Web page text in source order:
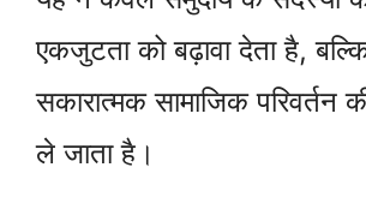
एकजुटता को बढ़ावा देता है,
सकारात्मक सामाजिक परिवर्तन
ले जाता है।